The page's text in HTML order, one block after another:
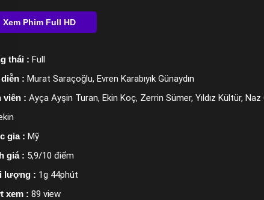
thái : Full
: Murat Saraçoğlu, Evren Karabıyık Günaydın
viên : Ayça Ayşin Turan, Ekin Koç, Zerrin Sümer, Yıldız Kültür,
gia : Mỹ
giá : 5,9/10 điểm
lượng : 1g 44phút
xem : 89 view